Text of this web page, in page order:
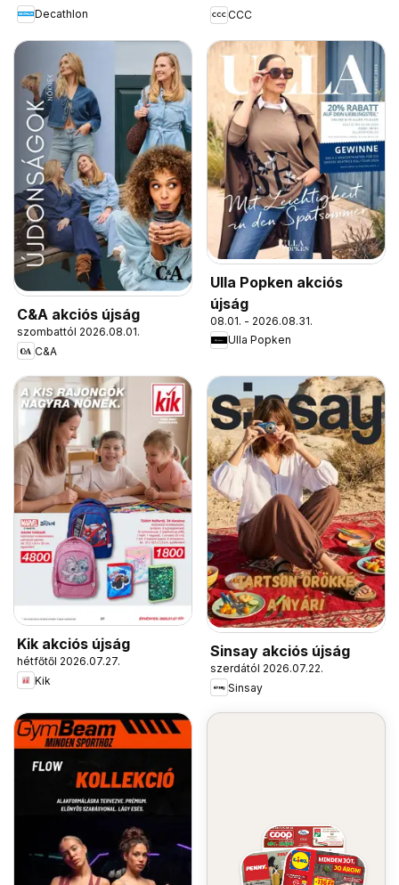
Decathlon
CCC
C&A akciós újság
szombattól 2026.08.01.
C&A
Ulla Popken akciós
újság
08.01. - 2026.08.31.
Ulla Popken
Kik akciós újság
hétfőtől 2026.07.27.
Kik
Sinsay akciós újság
szerdától 2026.07.22.
Sinsay